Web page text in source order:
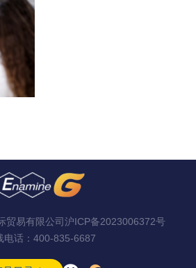
贸易有限公司 沪ICP备2023006372号
电话： 400-835-6687